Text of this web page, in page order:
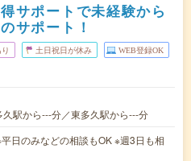
サポートで未経験から
サポート！
土日祝日が休み WEB登録OK
駅から---分／東多久駅から---分
日のみなどの相談もOK ※週3日も相